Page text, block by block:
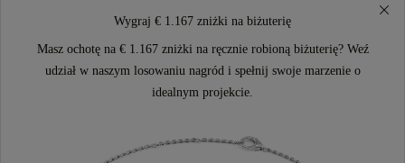
Wygraj € 1.167 zniżki na biżuterię
Masz ochotę na € 1.167 zniżki na ręcznie robioną biżuterię? Weź
udział w naszym losowaniu nagród i spełnij swoje marzenie o
idealnym projekcie.